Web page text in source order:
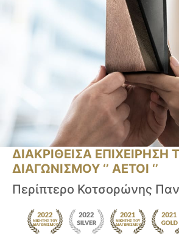
ΔΙΑΚΡΙΘΕΙΣΑ ΕΠΙΧΕΙΡΗΣΗ
ΔΙΑΓΩΝΙΣΜΟΥ ‘’ ΑΕΤΟΙ ‘’
Περίπτερο Κοτσορώνης